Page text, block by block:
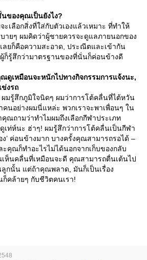
ของคุณเป็นยังไง?
ะเลือกสิ่งที่ใส่กับตัวเองแล้วเหมาะ ที่ทำให้
ยๆ ผมคิดว่าผู้ชายควรจะดูแลภายนอกของ
เลยก็คือความสะอาด, ประณีตและเข้ากัน
ก็รู้สึกว่ามาตรฐานของที่นั่นก็ค่อนข้างดี
ดูเหมือนจะหนักไปทางกิจกรรมการแจ้งนะ,
งรถ
ผมรู้สึกภูมิใจนิดๆ ผมว่าการโต้คลื่นที่ไต้หวัน
คนอย่างผมนี่แหล่ะ พวกเราจะพาเพื่อนๆ ใน
ณถามว่าทำไมผมถึงเลือกกีฬาประเภท
เท่ห์นะ ฮ่าๆ! ผมรู้สึกว่าการโต้คลื่นเป็นกีฬา
ง’ ค่อนข้างมาก บางครั้งคุณสามารถรอได้ –
คุณก็ทำอะไรไม่ได้นอกจากเก็บของกลับ
ห็นคลื่นที่เหมือนจะดี คุณสามารถตื่นเต้นไป
นั้น แต่ถ้าคุณพลาด, มันก็เป็นเรื่อง
คล้ายๆ กับชีวิตคนเรา!